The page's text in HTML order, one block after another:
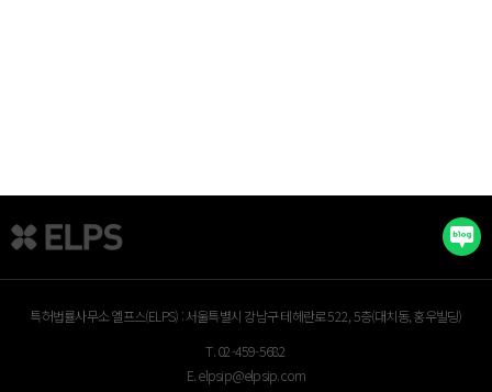
특허법률사무소 엘프스(ELPS) :서울특별시 강남구 테헤란로 522, 5층(대치동, 홍우빌딩)
T.02-459-5682
E.elpsip@elpsip.com